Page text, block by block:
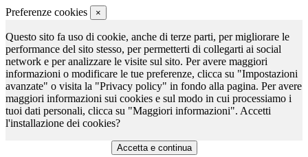
Preferenze cookies ×
Questo sito fa uso di cookie, anche di terze parti, per migliorare le
performance del sito stesso, per permetterti di collegarti ai social
network e per analizzare le visite sul sito. Per avere maggiori
informazioni o modificare le tue preferenze, clicca su "Impostazioni
avanzate" o visita la "Privacy policy" in fondo alla pagina. Per avere
maggiori informazioni sui cookies e sul modo in cui processiamo i
tuoi dati personali, clicca su "Maggiori informazioni". Accetti
l'installazione dei cookies?